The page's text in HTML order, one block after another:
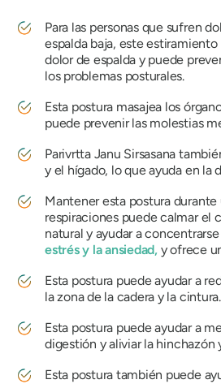
Para las personas que sufren
espalda baja, este
dolor de espalda y puede
los problemas posturales.
Esta postura masajea los
puede prevenir las molestias
Parivrtta Janu Sirsasana
y el hígado, lo que ayuda en la
Mantener esta postura durante
respiraciones puede calmar el
natural y ayudar a
estrés y la ansiedad,y ofrece
Esta postura puede ayudar a
la zona de la cadera y la cintura.
Esta postura puede ayudar a
digestión y aliviar la hinchazón
Esta postura también puede